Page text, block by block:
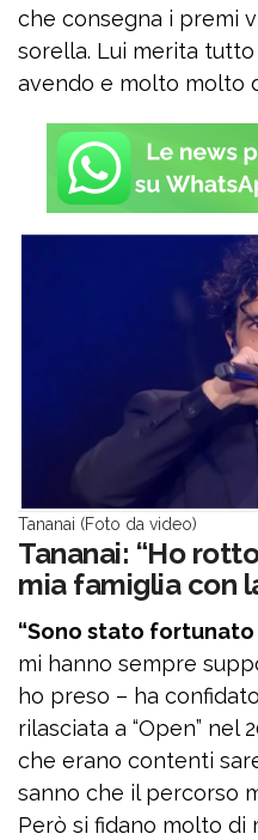
che consegna i premi
sorella. Lui merita
avendo e molto molto
Tananai (Foto da video)
Tananai: “Ho
mia famiglia con
“Sono stato
mi hanno sempre
ho preso – ha
rilasciata a “Open” nel
che erano contenti
sanno che il percorso
Però si fidano molto di